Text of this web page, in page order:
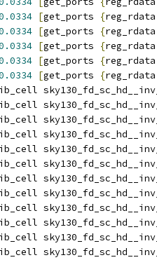
[get_ports {reg_rdata
[get_ports {reg_rdata
[get_ports {reg_rdata
[get_ports {reg_rdata
[get_ports {reg_rdata